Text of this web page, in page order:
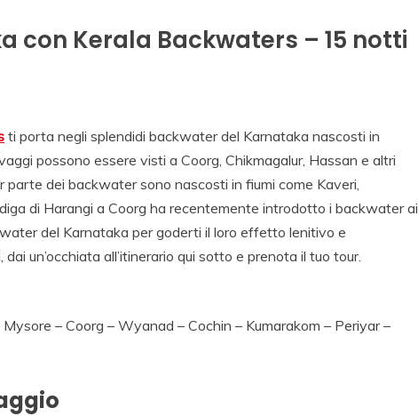
con Kerala Backwaters – 15 notti
ti porta negli splendidi backwater del Karnataka nascosti in
possono essere visti a Coorg, Chikmagalur, Hassan e altri
dei backwater sono nascosti in fiumi come Kaveri,
di Harangi a Coorg ha recentemente introdotto i backwater ai
del Karnataka per goderti il ​​loro effetto lenitivo e
un’occhiata all’itinerario qui sotto e prenota il tuo tour.
– Coorg – Wyanad – Cochin – Kumarakom – Periyar –